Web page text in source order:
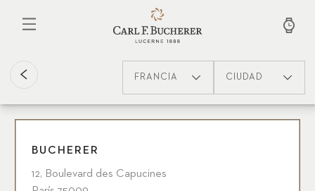
contenido
FRANCIA CIUDAD
BUCHERER
12, Boulevard des Capucines